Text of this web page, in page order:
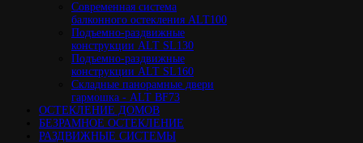
Cовременная система
балконного остекления ALT100
Подъемно-раздвижные
конструкции ALT SL130
Подъемно-раздвижные
конструкции ALT SL160
Cкладные панорамные двери
гармошка - ALT BF73
ОСТЕКЛЕНИЕ ДОМОВ
БЕЗРАМНОЕ ОСТЕКЛЕНИЕ
РАЗДВИЖНЫЕ СИСТЕМЫ